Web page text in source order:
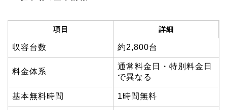
項目 詳細
収容台数 約2,800台
料金体系
通常料金日・特別料金日
で異なる
基本無料時間 1時間無料